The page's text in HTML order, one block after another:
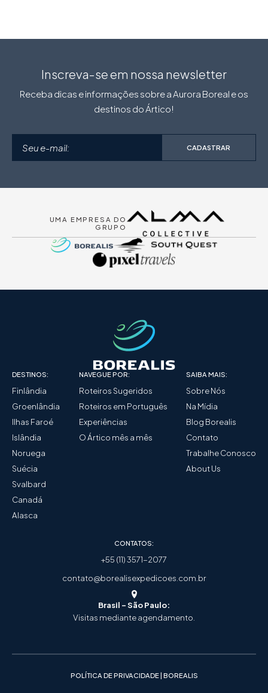
Inscreva-se em nossa newsletter
Receba dicas e informações sobre a Aurora Boreal e os
destinos do Ártico!
CADASTRAR
UMA EMPRESA DO
GRUPO
DESTINOS:
Finlândia
Groenlândia
Ilhas Faroé
Islândia
Noruega
Suécia
Svalbard
Canadá
Alasca
NAVEGUE POR:
Roteiros Sugeridos
Roteiros em Português
Experiências
O Ártico mês a mês
SAIBA MAIS:
Sobre Nós
Na Mídia
Blog Borealis
Contato
Trabalhe Conosco
About Us
CONTATOS:
+55 (11) 3571-2077
contato@borealisexpedicoes.com.br
Brasil - São Paulo:
Visitas mediante agendamento.
POLÍTICA DE PRIVACIDADE | BOREALIS